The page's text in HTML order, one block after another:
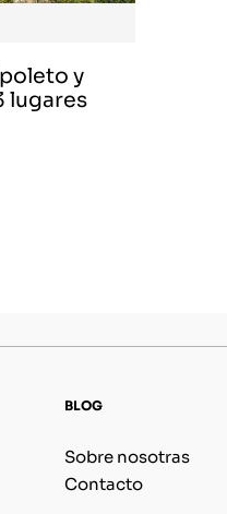
y
lugares
BLOG
Sobre nosotras
Contacto